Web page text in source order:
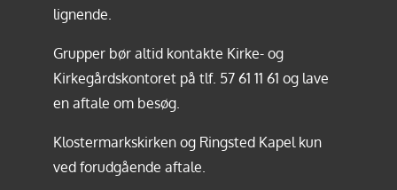
lignende.
Grupper bør altid kontakte Kirke- og
Kirkegårdskontoret på tlf. 57 61 11 61 og lave
en aftale om besøg.
Klostermarkskirken og Ringsted Kapel kun
ved forudgående aftale.